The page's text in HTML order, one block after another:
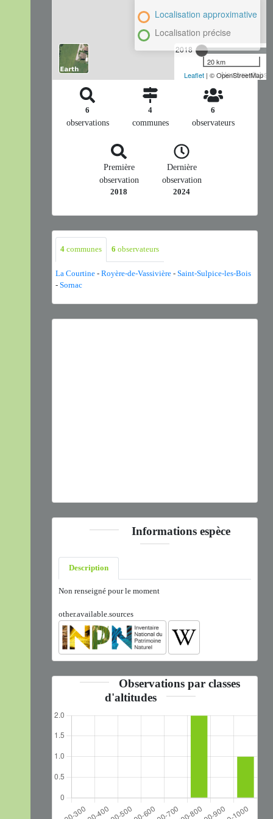
2018
Nombre
Localisation approximative
Localisation précise
20 km
Leaflet | © OpenStreetMap
6
observations
4
communes
6
observateurs
Première
observation
2018
Dernière
observation
2024
4 communes 6 observateurs
La Courtine - Royère-de-Vassivière - Saint-Sulpice-les-Bois
- Sornac
Informations espèce
Description
Non renseigné pour le moment
other.available.sources
Observations par classes
d'altitudes